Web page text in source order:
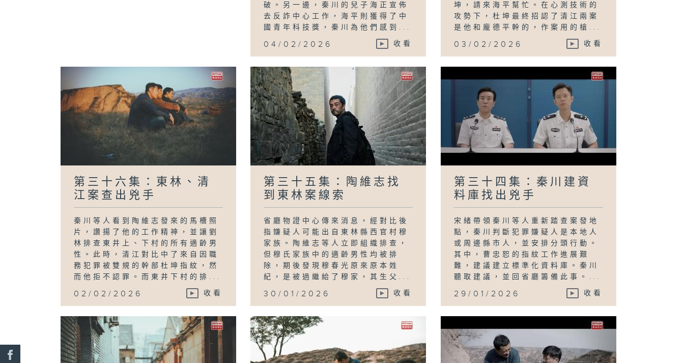
破。另一邊，秦川的兒子海正宣佈
去反詐中心工作，海平則獲得了中
國青年科技獎，秦川為他們感到...
04/02/2026 收看
坤，請來海平幫忙。在心測技術的
攻勢下，杜坤最終招認了清江兩案
是他和龐德平幹的，作案用的槍...
03/02/2026 收看
第三十六集：東林、清
江案查出兇手
秦川等人看到陶維志發來的馬槽照
片，讚揚了他的工作精神，並讓劉
林排查東井上、下村的所有適齡男
性。此時，清江對比中了來自因職
務犯罪被雙規的幹部杜坤指紋，然
而他拒不認罪。而東井下村的排...
02/02/2026 收看
第三十五集：陶維志找
到東林案線索
省廳物證中心傳來消息，經對比後
指嫌疑人可能出自東林縣西官村穆
家族。陶維志等人立即組織排查，
但穆氏家族中的適齡男性均被排
除，期後發現穆春光原來原本姓
紀，是被過繼給了穆家，其生父...
30/01/2026 收看
第三十四集：秦川建資
料庫找出兇手
宋緒帶領秦川等人重新踏查案發地
點，秦川判斷犯罪嫌疑人是本地人
或周邊縣市人，並安排分頭行動。
其中，曹忠恕的指紋工作進展艱
難，建議建立標準化資料庫。秦川
聽取建議，並回省廳籌備此事。...
29/01/2026 收看